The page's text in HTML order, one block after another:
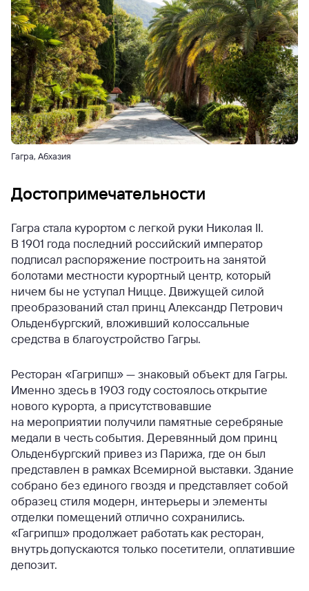
Гагра, Абхазия
Достопримечательности
Гагра стала курортом с легкой руки Николая II.
В 1901 года последний российский император
подписал распоряжение построить на занятой
болотами местности курортный центр, который
ничем бы не уступал Ницце. Движущей силой
преобразований стал принц Александр Петрович
Ольденбургский, вложивший колоссальные
средства в благоустройство Гагры.
Ресторан «Гагрипш» — знаковый объект для Гагры.
Именно здесь в 1903 году состоялось открытие
нового курорта, а присутствовавшие
на мероприятии получили памятные серебряные
медали в честь события. Деревянный дом принц
Ольденбургский привез из Парижа, где он был
представлен в рамках Всемирной выставки. Здание
собрано без единого гвоздя и представляет собой
образец стиля модерн, интерьеры и элементы
отделки помещений отлично сохранились.
«Гагрипш» продолжает работать как ресторан,
внутрь допускаются только посетители, оплатившие
депозит.